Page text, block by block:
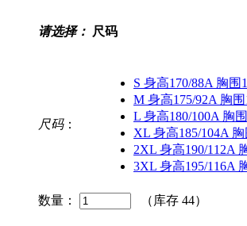
请选择： 尺码
尺码：
S 身高170/88A 胸围
M 身高175/92A 胸
L 身高180/100A 胸
XL 身高185/104A
2XL 身高190/112A
3XL 身高195/116A
数量： （库存 44）